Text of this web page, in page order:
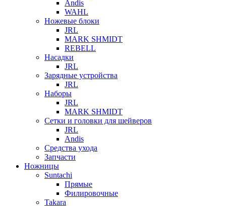
Andis
WAHL
Ножевые блоки
JRL
MARK SHMIDT
REBELL
Насадки
JRL
Зарядные устройства
JRL
Наборы
JRL
MARK SHMIDT
Сетки и головки для шейверов
JRL
Andis
Средства ухода
Запчасти
Ножницы
Suntachi
Прямые
Филировочные
Takara